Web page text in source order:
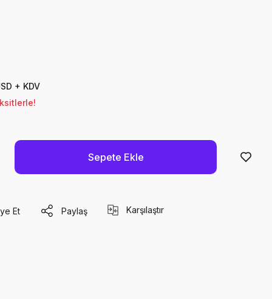
+ KDV
Sepete Ekle
Et Paylaş Karşılaştır